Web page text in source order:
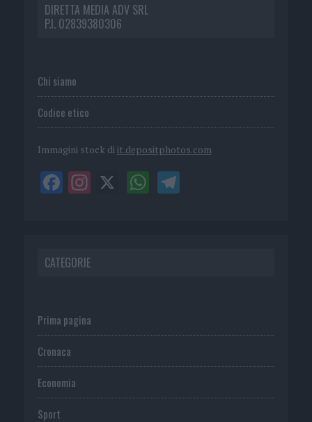
DIRETTA MEDIA ADV SRL
P.I. 02839380306
Chi siamo
Codice etico
Immagini stock di it.depositphotos.com
CATEGORIE
Prima pagina
Cronaca
Economia
Sport